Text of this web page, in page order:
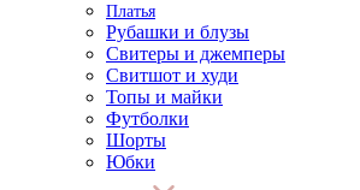
Платья
Рубашки и блузы
Свитеры и джемперы
Свитшот и худи
Топы и майки
Футболки
Шорты
Юбки